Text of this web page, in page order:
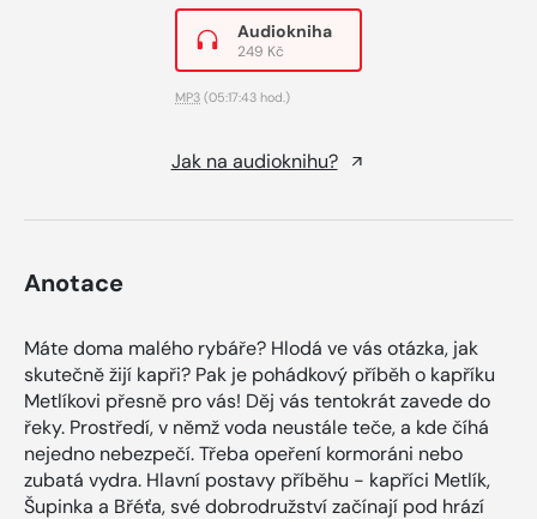
Audiokniha
249 Kč
MP3 (05:17:43 hod.)
Jak na audioknihu?
Anotace
Máte doma malého rybáře? Hlodá ve vás otázka, jak
skutečně žijí kapři? Pak je pohádkový příběh o kapříku
Metlíkovi přesně pro vás! Děj vás tentokrát zavede do
řeky. Prostředí, v němž voda neustále teče, a kde číhá
nejedno nebezpečí. Třeba opeření kormoráni nebo
zubatá vydra. Hlavní postavy příběhu - kapříci Metlík,
Šupinka a Břéťa, své dobrodružství začínají pod hrází